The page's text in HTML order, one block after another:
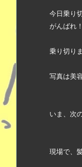
今日乗り
がんばれ
乗り切り
写真は美
いま、次
現場で、